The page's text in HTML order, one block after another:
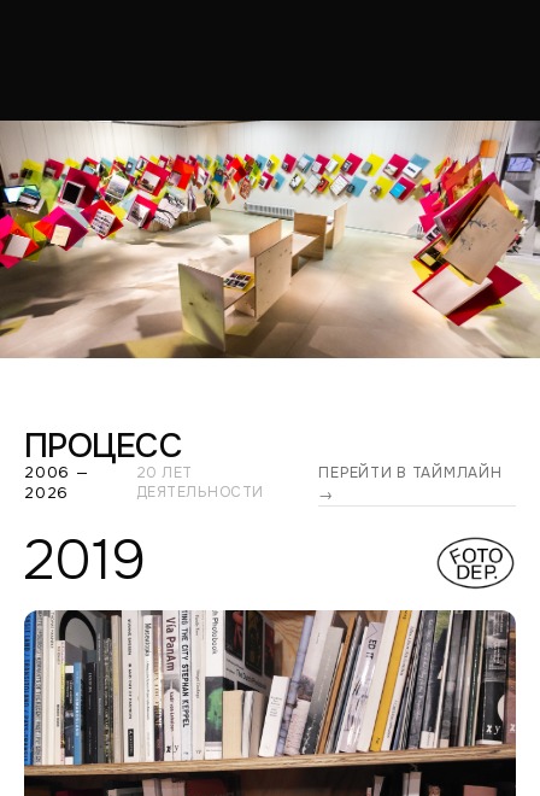
ПРОЦЕСС
2006 —
2026
20 ЛЕТ
ДЕЯТЕЛЬНОСТИ
ПЕРЕЙТИ В ТАЙМЛАЙН
→
2019